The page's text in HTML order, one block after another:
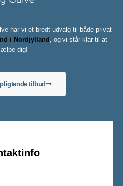
har vi et bredt udvalg til både privat
i Nordjylland , og vi står klar til at
dig!
tilbud